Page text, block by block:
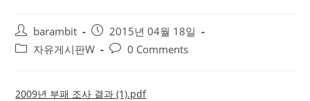
Post
author:
barambit
Post
published:
2015년 04월 18일
Post자유게시판W
Post0 Comments
2009년 부패 조사 결과 (1).pdf